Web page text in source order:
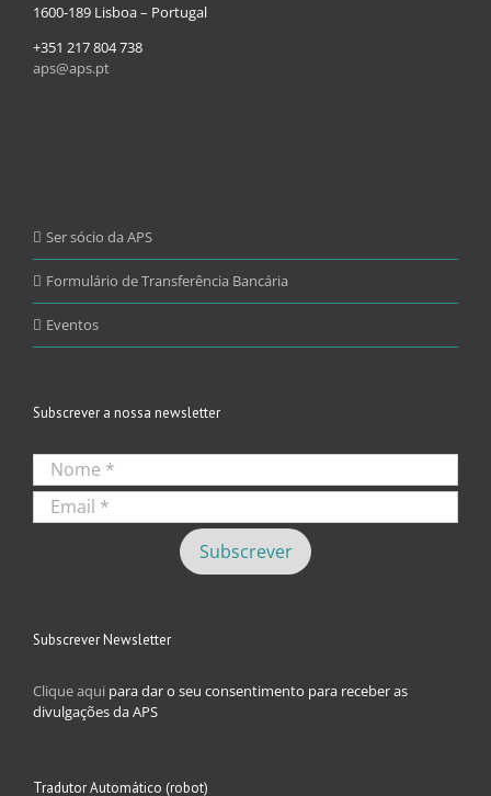
1600-189 Lisboa – Portugal
+351 217 804 738
aps@aps.pt
Ser sócio da APS
Formulário de Transferência Bancária
Eventos
Subscrever a nossa newsletter
Subscrever Newsletter
Clique aqui para dar o seu consentimento para receber as
divulgações da APS
Tradutor Automático (robot)